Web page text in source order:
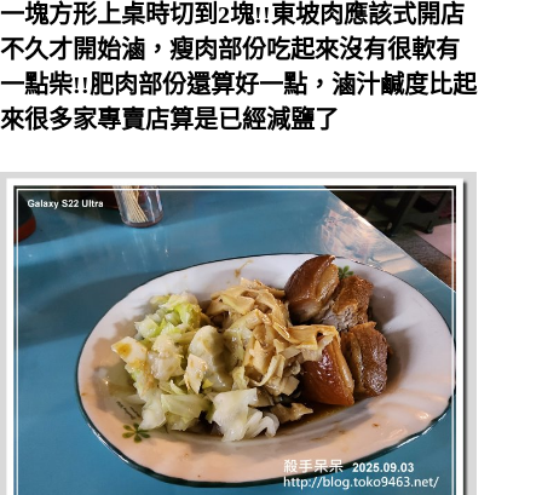
一塊方形上桌時切到2塊!!東坡肉應該式開店
不久才開始滷，瘦肉部份吃起來沒有很軟有
一點柴!!肥肉部份還算好一點，滷汁鹹度比起
來很多家專賣店算是已經減鹽了